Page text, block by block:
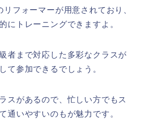
フォーマーが用意されており、
にトレーニングできますよ。
者まで対応した多彩なクラスが
て参加できるでしょう。
スがあるので、忙しい方でもス
通いやすいのもが魅力です。